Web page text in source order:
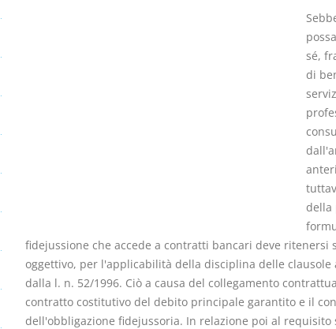
sé,
di
della
fidejussione che accede a contratti bancari deve ritenersi
oggettivo, per l'applicabilità della disciplina delle clausole
dalla l. n. 52/1996. Ciò a causa del collegamento
contratto costitutivo del debito principale garantito e il
dell'obbligazione fidejussoria. In relazione poi al requisito